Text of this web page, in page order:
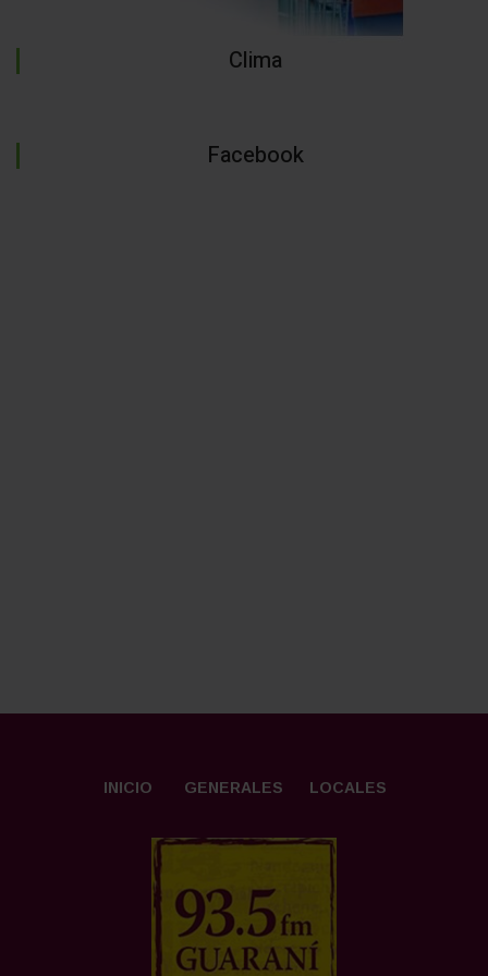
Clima
Facebook
INICIO GENERALES LOCALES